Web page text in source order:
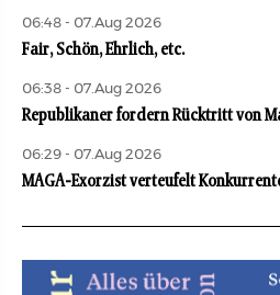
06:48 - 07.Aug 2026
Fair, Schön, Ehrlich, etc.
06:38 - 07.Aug 2026
Republikaner fordern Rücktritt von
06:29 - 07.Aug 2026
MAGA-Exorzist verteufelt